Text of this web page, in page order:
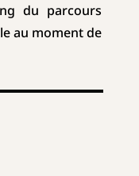
du parcours
au moment de